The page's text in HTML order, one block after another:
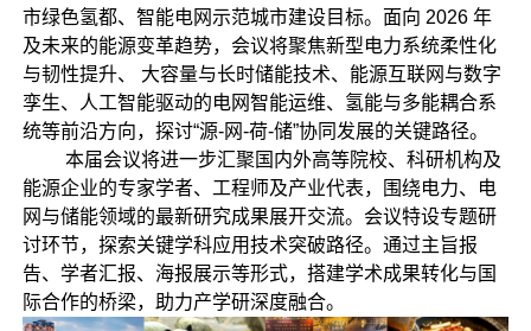
市绿色氢都、智能电网示范城市建设目标。面向 2026 年
及未来的能源变革趋势，会议将聚焦新型电力系统柔性化
与韧性提升、 大容量与长时储能技术、能源互联网与数字
孪生、人工智能驱动的电网智能运维、氢能与多能耦合系
统等前沿方向，探讨“源-网-荷-储”协同发展的关键路径。
本届会议将进一步汇聚国内外高等院校、科研机构及
能源企业的专家学者、工程师及产业代表，围绕电力、电
网与储能领域的最新研究成果展开交流。会议特设专题研
讨环节，探索关键学科应用技术突破路径。通过主旨报
告、学者汇报、海报展示等形式，搭建学术成果转化与国
际合作的桥梁，助力产学研深度融合。